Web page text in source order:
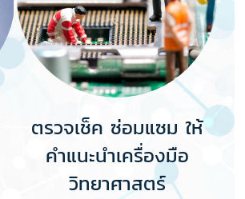
ตรวจเช็ค ซ่อมแซม ให้
คำแนะนำเครื่องมือ
วิทยาศาสตร์